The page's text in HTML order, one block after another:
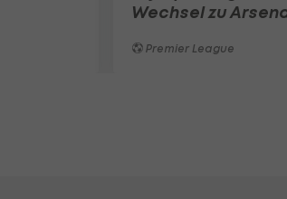
Wechsel zu
Premier League